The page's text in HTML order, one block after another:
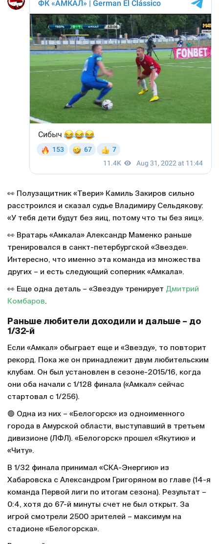
👀 Полузащитник «Твери» Камиль Закиров сильно
расстроился и сказал судье Владимиру Сельдякову:
«У тебя дети будут без яиц, потому что ты без яиц».
👀 Вратарь «Амкала» Александр Маменко раньше
тренировался в санкт-петербургской «Звезде».
Интересно, что именно эта команда из множества
других – и есть следующий соперник «Амкала».
👀 Еще одна деталь – «Звезду» тренирует Дмитрий
Комбаров.
Раньше любители доходили и дальше – до
1/32-й
Если «Амкал» обыграет еще и «Звезду», то повторит
рекорд. Пока же он принадлежит двум любительским
клубам. Он был установлен в сезоне-2015/16, когда
они оба начали с 1/128 финала («Амкал» сейчас
стартовал с 1/256).
🟢 Одна из них – «Белогорск» из одноименного
города в Амурской области, выступавший в третьем
дивизионе (ЛФЛ). «Белогорск» прошел «Якутию» и
«Читу».
В 1/32 финала принимал «СКА-Энергию» из
Хабаровска с Александром Григоряном во главе (14-я
команда Первой лиги по итогам сезона). Результат –
0:4, хотя до 67-й минуты счет не был открыт. За
игрой смотрели 2500 зрителей – максимум на
стадионе «Белогорска».